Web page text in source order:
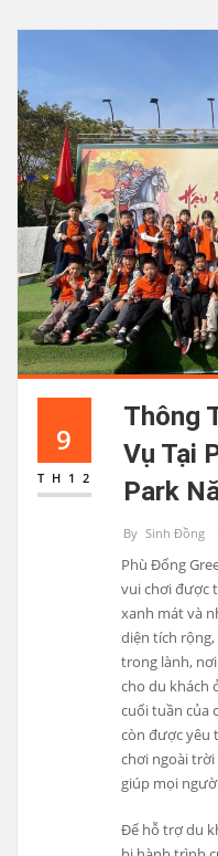
9
TH12
Thông
Vụ Tại
Park
By Sinh Đồng
Phù Đổng
vui chơi được
xanh mát và
diện tích
trong lành,
cho du khách
cuối tuần của
còn được yêu
chơi ngoài
giúp mọi
Để hỗ trợ du